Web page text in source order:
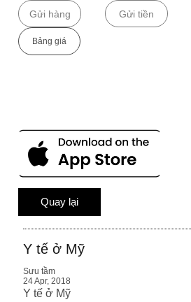
Gửi hàng Gửi tiền
Bảng giá​
Y tế ở Mỹ
24 Apr, 2018
Y tế ở Mỹ
Sưu tầm
Quay lại